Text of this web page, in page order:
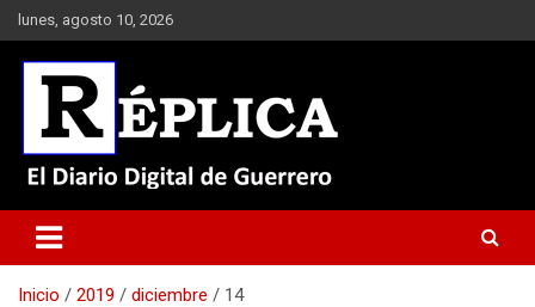
Saltar
al
contenido
lunes, agosto 10, 2026
Réplica
Inicio 2019 diciembre 14